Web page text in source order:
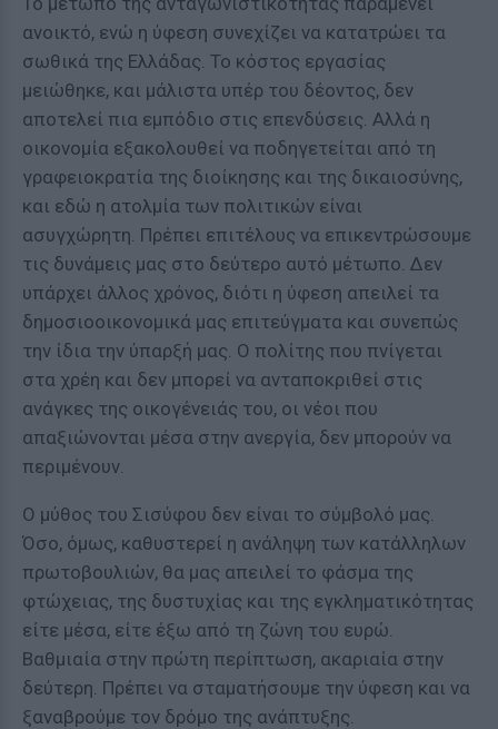
ανοικτό, ενώ η ύφεση συνεχίζει να κατατρώει τα
σωθικά της Ελλάδας. Το κόστος εργασίας
μειώθηκε, και μάλιστα υπέρ του δέοντος, δεν
αποτελεί πια εμπόδιο στις επενδύσεις. Αλλά η
οικονομία εξακολουθεί να ποδηγετείται από τη
γραφειοκρατία της διοίκησης και της δικαιοσύνης,
και εδώ η ατολμία των πολιτικών είναι
ασυγχώρητη. Πρέπει επιτέλους να επικεντρώσουμε
τις δυνάμεις μας στο δεύτερο αυτό μέτωπο. Δεν
υπάρχει άλλος χρόνος, διότι η ύφεση απειλεί τα
δημοσιοοικονομικά μας επιτεύγματα και συνεπώς
την ίδια την ύπαρξή μας. Ο πολίτης που πνίγεται
στα χρέη και δεν μπορεί να ανταποκριθεί στις
ανάγκες της οικογένειάς του, οι νέοι που
απαξιώνονται μέσα στην ανεργία, δεν μπορούν να
περιμένουν.
Ο μύθος του Σισύφου δεν είναι το σύμβολό μας.
Όσο, όμως, καθυστερεί η ανάληψη των κατάλληλων
πρωτοβουλιών, θα μας απειλεί το φάσμα της
φτώχειας, της δυστυχίας και της εγκληματικότητας
είτε μέσα, είτε έξω από τη ζώνη του ευρώ.
Βαθμιαία στην πρώτη περίπτωση, ακαριαία στην
δεύτερη. Πρέπει να σταματήσουμε την ύφεση και να
ξαναβρούμε τον δρόμο της ανάπτυξης.